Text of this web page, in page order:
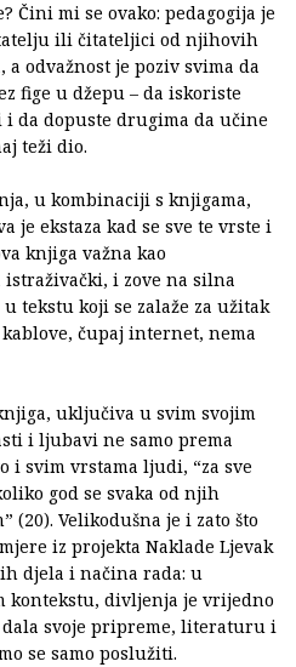
Čini mi se ovako: pedagogija je
ili čitateljici od njihovih
odvažnost je poziv svima da
fige u džepu – da iskoriste
da dopuste drugima da učine
teži dio.
u kombinaciji s knjigama,
je ekstaza kad se sve te vrste i
knjiga važna kao
istraživački, i zove na silna
tekstu koji se zalaže za užitak
čupaj internet, nema
uključiva u svim svojim
i ljubavi ne samo prema
i svim vrstama ljudi, “za sve
god se svaka od njih
(20). Velikodušna je i zato što
iz projekta Naklade Ljevak
djela i načina rada: u
kontekstu, divljenja je vrijedno
dala svoje pripreme, literaturu i
se samo poslužiti.